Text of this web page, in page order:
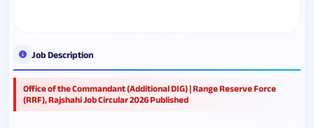
Job Description
Office of the Commandant (Additional DIG) | Range Reserve Force
(RRF), Rajshahi Job Circular 2026 Published